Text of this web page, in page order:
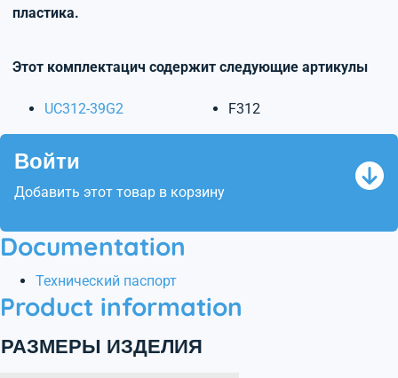
пластика.
Этот комплектацич содержит следующие артикулы
UC312-39G2 F312
Войти
Добавить этот товар в корзину
Documentation
Технический паспорт
Product information
РАЗМЕРЫ ИЗДЕЛИЯ